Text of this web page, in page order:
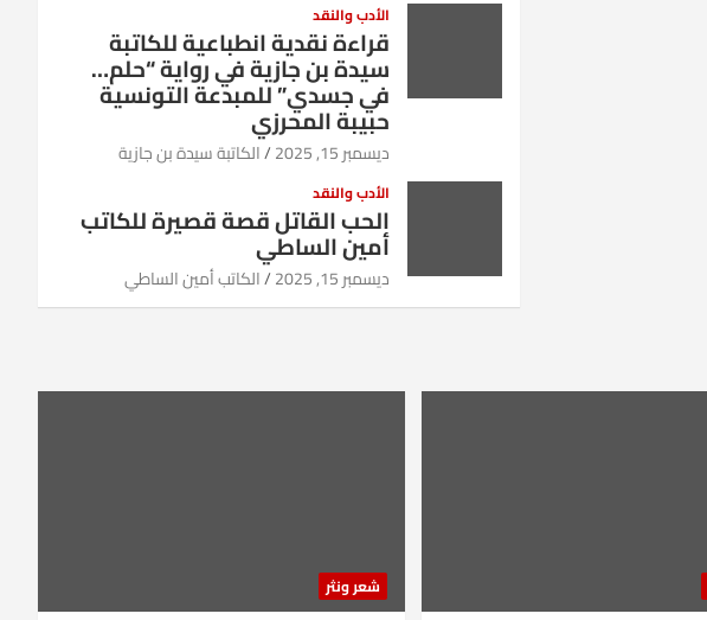
الأدب والنقد
قراءة نقدية انطباعية للكاتبة
سيدة بن جازية في رواية “حلم…
في جسدي” للمبدعة التونسية
حبيبة المحرزي
ديسمبر 15, 2025 الكاتبة سيدة بن جازية
الأدب والنقد
الحب القاتل قصة قصيرة للكاتب
أمين الساطي
ديسمبر 15, 2025 الكاتب أمين الساطي
شعر ونثر